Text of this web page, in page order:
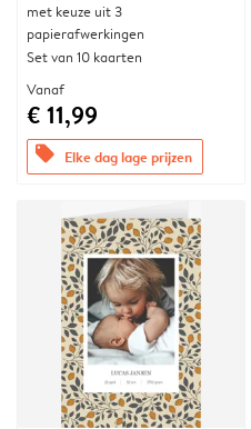
met keuze uit 3
papierafwerkingen
Set van 10 kaarten
Vanaf
€ 11,99
offers Elke dag lage prijzen